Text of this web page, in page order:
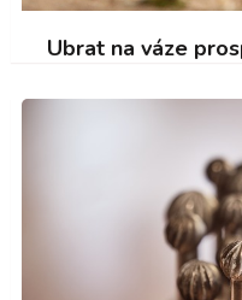
Ubrat na váze